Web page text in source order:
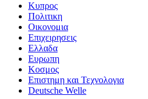
Κυπρος
Πολιτικη
Οικονομια
Επιχειρησεις
Ελλαδα
Ευρωπη
Κοσμος
Επιστημη και Τεχνολογια
Deutsche Welle